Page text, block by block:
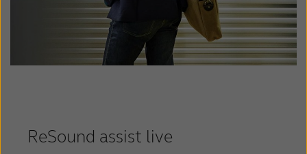
ReSound assist live